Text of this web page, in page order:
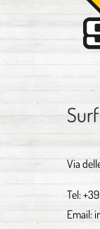
Via
Tel:
Email: